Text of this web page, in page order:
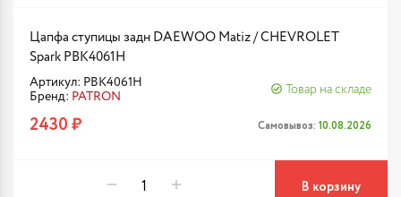
Цапфа ступицы задн DAEWOO Matiz / CHEVROLET
Spark PBK4061H
Артикул: PBK4061H
Бренд: PATRON
Товар на складе
2430 ₽ Самовывоз: 10.08.2026
В корзину